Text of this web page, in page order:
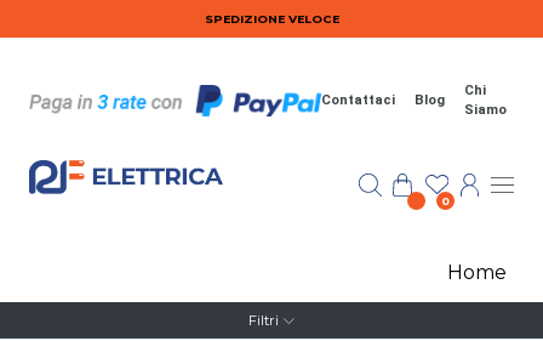
Salta al contenuto principaleSPEDIZIONE VELOCE
Contattaci Blog
Chi
Siamo
0
Home
Filtri